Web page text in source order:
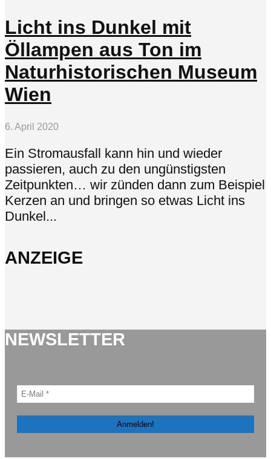
Licht ins Dunkel mit
Öllampen aus Ton im
Naturhistorischen Museum
Wien
6. April 2020
Ein Stromausfall kann hin und wieder
passieren, auch zu den ungünstigsten
Zeitpunkten… wir zünden dann zum Beispiel
Kerzen an und bringen so etwas Licht ins
Dunkel...
ANZEIGE
NEWSLETTER